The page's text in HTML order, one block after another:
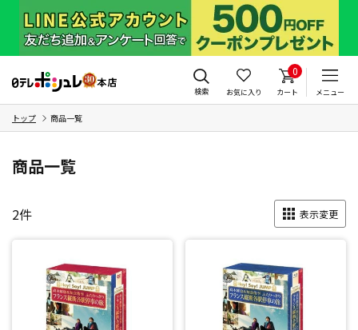
検索 お気に入り
0
カート メニュー
トップ 商品一覧
商品一覧
2件 表示変更